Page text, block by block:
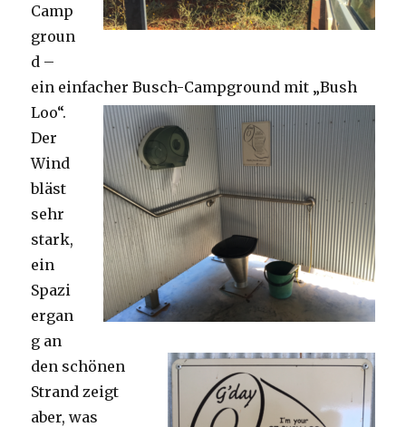
Camp
groun
d –
ein einfacher Busch-Campground mit „Bush
Loo“.
Der
Wind
bläst
sehr
stark,
ein
Spazi
ergan
g an
den schönen
Strand zeigt
aber, was